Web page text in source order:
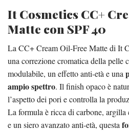
It Cosmetics CC+
Matte con SPF 40
La CC+ Cream Oil-Free Matte di It
una correzione cromatica della pelle
modulabile, un effetto anti-età e una
ampio spettro. Il finish opaco è
l’aspetto dei pori e controlla la
La formula è ricca di carbone, argilla
e un siero avanzato anti-età, questa